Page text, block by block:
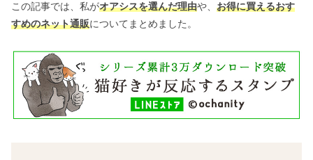
この記事では、私がオアシスを選んだ理由や、 お得に買えるおす
すめのネット通販についてまとめました。